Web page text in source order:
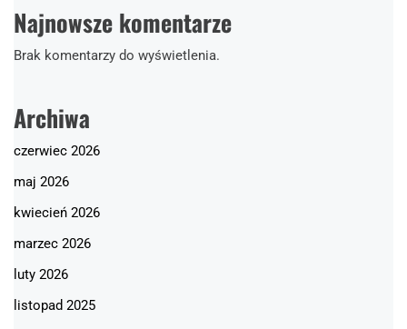
Najnowsze komentarze
Brak komentarzy do wyświetlenia.
Archiwa
czerwiec 2026
maj 2026
kwiecień 2026
marzec 2026
luty 2026
listopad 2025